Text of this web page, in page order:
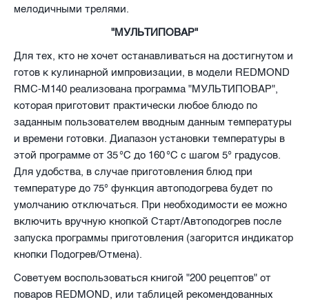
мелодичными трелями.
"МУЛЬТИПОВАР"
Для тех, кто не хочет останавливаться на достигнутом и
готов к кулинарной импровизации, в модели REDMOND
RMC-M140 реализована программа "МУЛЬТИПОВАР",
которая приготовит практически любое блюдо по
заданным пользователем вводным данным температуры
и времени готовки. Диапазон установки температуры в
этой программе от 35 °С до 160 °С с шагом 5° градусов.
Для удобства, в случае приготовления блюд при
температуре до 75° функция автоподогрева будет по
умолчанию отключаться. При необходимости ее можно
включить вручную кнопкой Старт/Автоподогрев после
запуска программы приготовления (загорится индикатор
кнопки Подогрев/Отмена).
Советуем воспользоваться книгой "200 рецептов" от
поваров REDMOND, или таблицей рекомендованных